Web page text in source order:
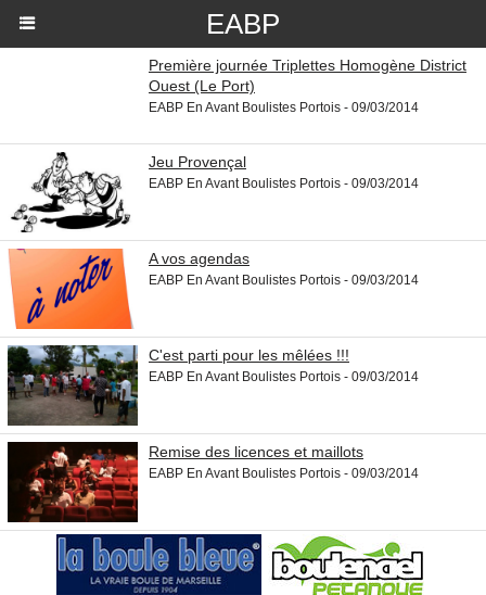
EABP
Première journée Triplettes Homogène District
Ouest (Le Port)
EABP En Avant Boulistes Portois - 09/03/2014
Jeu Provençal
EABP En Avant Boulistes Portois - 09/03/2014
A vos agendas
EABP En Avant Boulistes Portois - 09/03/2014
C'est parti pour les mêlées !!!
EABP En Avant Boulistes Portois - 09/03/2014
Remise des licences et maillots
EABP En Avant Boulistes Portois - 09/03/2014